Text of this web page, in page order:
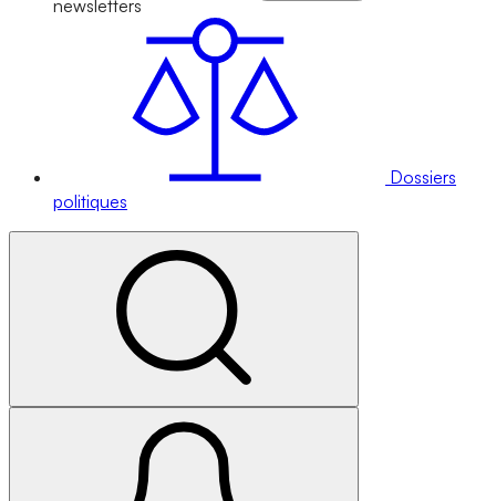
newsletters
Dossiers
politiques